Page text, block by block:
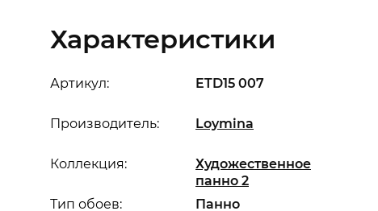
Характеристики
Артикул: ETD15 007
Производитель: Loymina
Коллекция:
Художественное
панно 2
Тип обоев: Панно